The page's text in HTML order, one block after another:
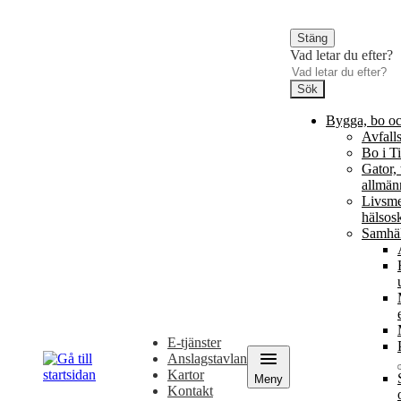
E-tjänster
Anslagstavlan
Kartor
Kontakt
du
efter?
Meny
Stäng
Vad letar du efter?
Sök
Bygga, bo
Bo i
Gator,